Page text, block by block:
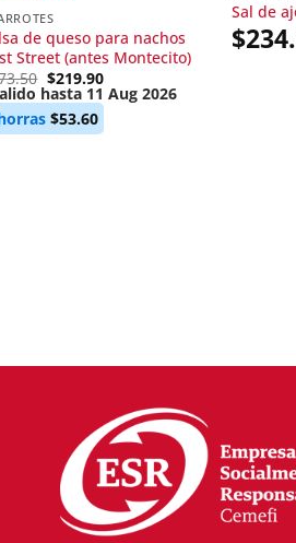
de queso para nachos
Street (antes Montecito)
Original
price
was:
$273.50.
$219.90
hasta 11 Aug 2026
$53.60
Sal de
$